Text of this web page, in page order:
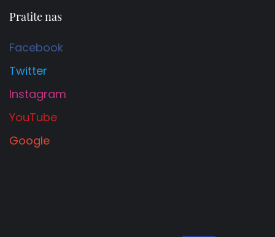
Pratite nas
Facebook
Twitter
Instagram
YouTube
Google